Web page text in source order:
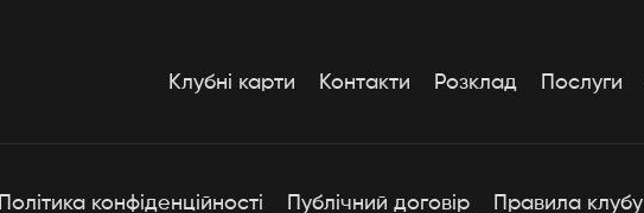
Клубні карти Контакти Розклад Послуги
Політика конфіденційності Публічний договір Правила клубу